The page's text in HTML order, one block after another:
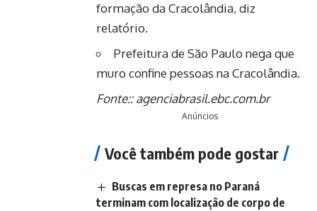
formação da Cracolândia, diz
relatório.
Prefeitura de São Paulo nega que
muro confine pessoas na Cracolândia.
Fonte::agenciabrasil.ebc.com.br
Anúncios
Você também pode gostar
Buscas em represa no Paraná
terminam com localização de corpo de